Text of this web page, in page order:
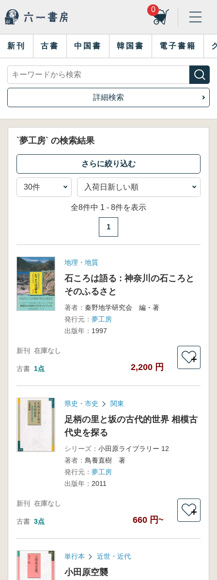
0
新刊 古書 中国書 韓国書 電子書籍
詳細検索
`夢工房` の検索結果
全8件中 1 - 8件を表示
1
地理・地質
石ころは語る : 神奈川の石ころと
そのふるさと
著者： 秦野地学研究会 編・著
発行元： 夢工房
出版年： 1997
新刊 在庫なし
古書 1点 2,200 円
＋
県史・市史 関東
足柄の里と坂の古代的世界 相模古
代史を探る
シリーズ： 小田原ライブラリー 12
著者： 鳥養直樹 著
発行元： 夢工房
出版年： 2011
新刊 在庫なし
古書 3点 660 円~
＋
単行本 近世・近代
小田原空襲